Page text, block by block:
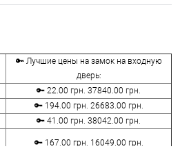
🔑 Лучшие цены на замок на входную
дверь:
🔑 22.00 грн. 37840.00 грн.
🔑 194.00 грн. 26683.00 грн.
🔑 41.00 грн. 38042.00 грн.
🔑 167.00 грн. 16049.00 грн.